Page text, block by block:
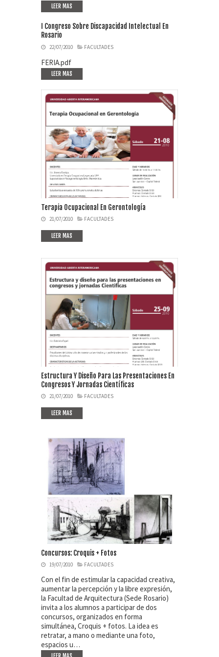
LEER MAS
I Congreso Sobre Discapacidad Intelectual En
Rosario
22/07/2010 FACULTADES
FERIA.pdf
LEER MAS
Terapia Ocupacional En Gerontología
21/07/2010 FACULTADES
LEER MAS
Estructura Y Diseño Para Las Presentaciones En
Congresos Y Jornadas Científicas
21/07/2010 FACULTADES
LEER MAS
Concursos: Croquis + Fotos
19/07/2010 FACULTADES
Con el fin de estimular la capacidad creativa,
aumentar la percepción y la libre expresión,
la Facultad de Arquitectura (Sede Rosario)
invita a los alumnos a participar de dos
concursos, organizados en forma
simultánea, Croquis + fotos. La idea es
retratar, a mano o mediante una foto,
espacios u…